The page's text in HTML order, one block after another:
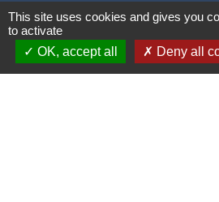
Le samedi : 8h30-
This site uses cookies and gives you
to activate
OK, accept all
Deny all